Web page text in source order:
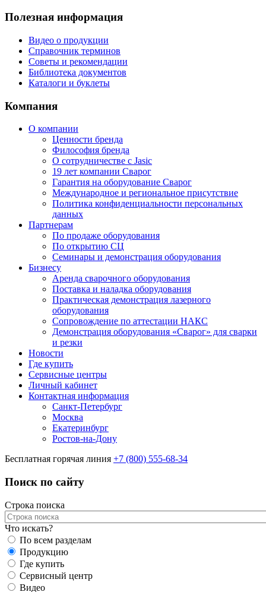
Полезная информация
Видео о продукции
Справочник терминов
Советы и рекомендации
Библиотека документов
Каталоги и буклеты
Компания
О компании
Ценности бренда
Философия бренда
О сотрудничестве с Jasic
19 лет компании Сварог
Гарантия на оборудование Сварог
Международное и региональное присутствие
Политика конфиденциальности персональных
данных
Партнерам
По продаже оборудования
По открытию СЦ
Семинары и демонстрация оборудования
Бизнесу
Аренда сварочного оборудования
Поставка и наладка оборудования
Практическая демонстрация лазерного
оборудования
Сопровождение по аттестации НАКС
Демонстрация оборудования «Сварог» для сварки
и резки
Новости
Где купить
Сервисные центры
Личный кабинет
Контактная информация
Санкт-Петербург
Москва
Екатеринбург
Ростов-на-Дону
Бесплатная горячая линия +7 (800) 555-68-34
Поиск по сайту
Строка поиска
Что искать?
По всем разделам
Продукцию
Где купить
Сервисный центр
Видео